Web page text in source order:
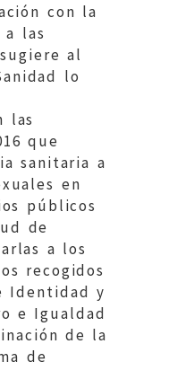
con la
a las
al
lo
las
que
sanitaria a
en
públicos
de
a los
recogidos
Identidad y
e Igualdad
de la
de